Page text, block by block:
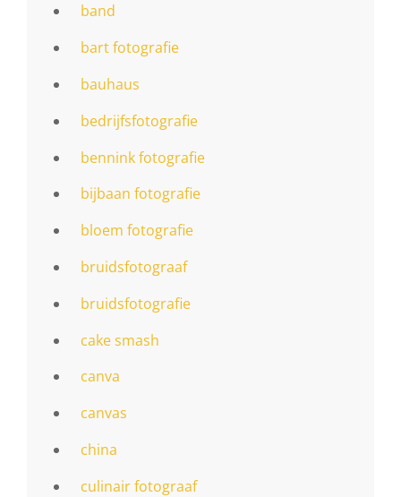
band
bart fotografie
bauhaus
bedrijfsfotografie
bennink fotografie
bijbaan fotografie
bloem fotografie
bruidsfotograaf
bruidsfotografie
cake smash
canva
canvas
china
culinair fotograaf